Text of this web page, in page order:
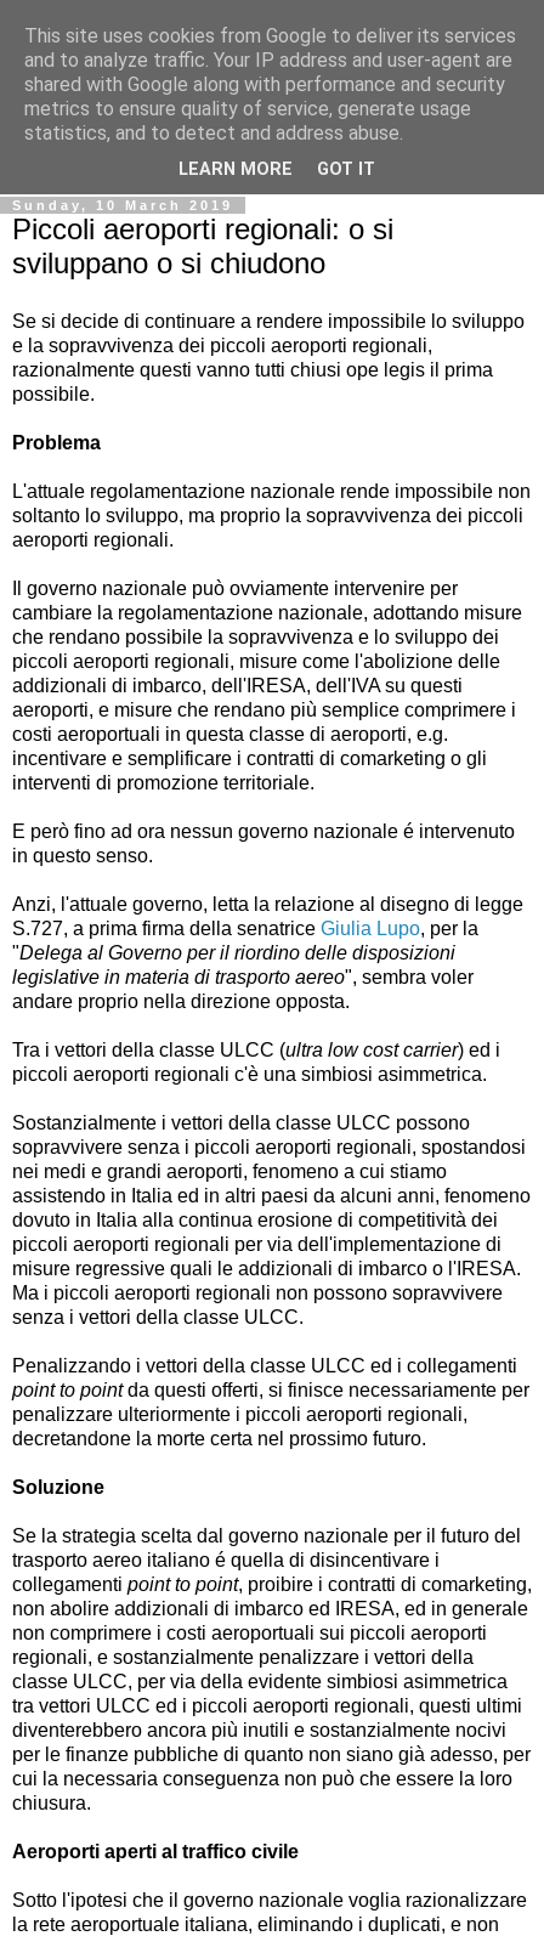
Ale Riolo's blog
Some posts are inEnglish , altri sono inItaliano , algunos
Español
Sunday, 10 March 2019
Piccoli aeroporti regionali: o si
sviluppano o si chiudono
Se si decide di continuare a rendere impossibile lo sviluppo
e la sopravvivenza dei piccoli aeroporti regionali,
razionalmente questi vanno tutti chiusi ope legis il prima
possibile.
Problema
L'attuale regolamentazione nazionale rende impossibile non
soltanto lo sviluppo, ma proprio la sopravvivenza dei piccoli
aeroporti regionali.
Il governo nazionale può ovviamente intervenire per
cambiare la regolamentazione nazionale, adottando misure
che rendano possibile la sopravvivenza e lo sviluppo dei
piccoli aeroporti regionali, misure come l'abolizione delle
addizionali di imbarco, dell'IRESA, dell'IVA su questi
aeroporti, e misure che rendano più semplice comprimere i
costi aeroportuali in questa classe di aeroporti, e.g.
incentivare e semplificare i contratti di comarketing o gli
interventi di promozione territoriale.
E però fino ad ora nessun governo nazionale é intervenuto
in questo senso.
Anzi, l'attuale governo, letta la relazione al disegno di legge
S.727, a prima firma della senatrice Giulia Lupo, per la
"Delega al Governo per il riordino delle disposizioni
legislative in materia di trasporto aereo", sembra voler
andare proprio nella direzione opposta.
Tra i vettori della classe ULCC (ultra low cost carrier) ed i
piccoli aeroporti regionali c'è una simbiosi asimmetrica.
Sostanzialmente i vettori della classe ULCC possono
sopravvivere senza i piccoli aeroporti regionali, spostandosi
nei medi e grandi aeroporti, fenomeno a cui stiamo
assistendo in Italia ed in altri paesi da alcuni anni, fenomeno
dovuto in Italia alla continua erosione di competitività dei
piccoli aeroporti regionali per via dell'implementazione di
misure regressive quali le addizionali di imbarco o l'IRESA.
Ma i piccoli aeroporti regionali non possono sopravvivere
senza i vettori della classe ULCC.
Penalizzando i vettori della classe ULCC ed i collegamenti
point to pointda questi offerti, si finisce necessariamente per
penalizzare ulteriormente i piccoli aeroporti regionali,
decretandone la morte certa nel prossimo futuro.
Soluzione
Se la strategia scelta dal governo nazionale per il futuro del
trasporto aereo italiano é quella di disincentivare i
collegamenti point to point, proibire i contratti di comarketing,
non abolire addizionali di imbarco ed IRESA, ed in generale
non comprimere i costi aeroportuali sui piccoli aeroporti
regionali, e sostanzialmente penalizzare i vettori della
classe ULCC, per via della evidente simbiosi asimmetrica
tra vettori ULCC ed i piccoli aeroporti regionali, questi ultimi
diventerebbero ancora più inutili e sostanzialmente nocivi
per le finanze pubbliche di quanto non siano già adesso, per
cui la necessaria conseguenza non può che essere la loro
chiusura.
Aeroporti aperti al traffico civile
Sotto l'ipotesi che il governo nazionale voglia razionalizzare
la rete aeroportuale italiana, eliminando i duplicati, e non
This site uses cookies from Google to deliver its services
and to analyze traffic. Your IP address and user-agent are
shared with Google along with performance and security
metrics to ensure quality of service, generate usage
statistics, and to detect and address abuse.
LEARN MORE GOT IT